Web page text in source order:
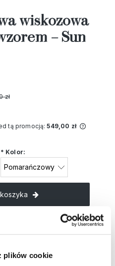
plików cookie
wiskozowa
– Sun
zł
tą promocją:549,00 zł
* Kolor:
czerwonej